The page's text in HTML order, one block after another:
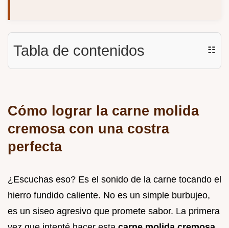
Tabla de contenidos ☷
Cómo lograr la carne molida
cremosa con una costra
perfecta
¿Escuchas eso? Es el sonido de la carne tocando el
hierro fundido caliente. No es un simple burbujeo,
es un siseo agresivo que promete sabor. La primera